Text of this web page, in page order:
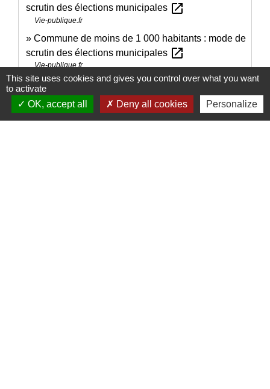
scrutin des élections municipales open_in_new
Vie-publique.fr
Commune de moins de 1 000 habitants : mode de
scrutin des élections municipales open_in_new
Vie-publique.fr
Les conseillers communautairesopen_in_new
Ministère chargé des collectivités locales
Conseillers de la Métropole de Lyonopen_in_new
This site uses cookies and gives you control over what you want
to activate
OK, accept all
Deny all cookies Personalize